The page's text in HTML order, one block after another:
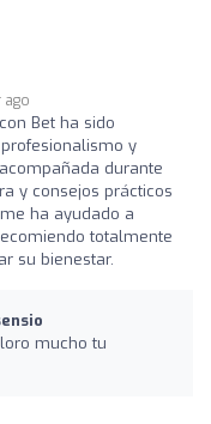
ago
Bet ha sido
y
durante
y consejos prácticos
ha ayudado a
totalmente
su bienestar.
mucho tu